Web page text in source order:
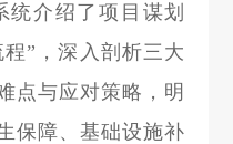
统介绍了项目谋划
”，深入剖析三大
点与应对策略，明
保障、基础设施补